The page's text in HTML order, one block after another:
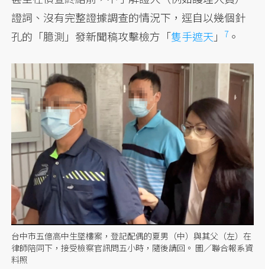
證詞、沒有完整證據調查的情況下，逕自以幾個針
孔的「臆測」發新聞稿攻擊檢方「隻手遮天 」 7 。
台中市五億高中生墜樓案，登記配偶的夏男（中）與其父（左）在
律師陪同下，接受檢察官訊問五小時，隨後請回。 圖／聯合報系資
料照